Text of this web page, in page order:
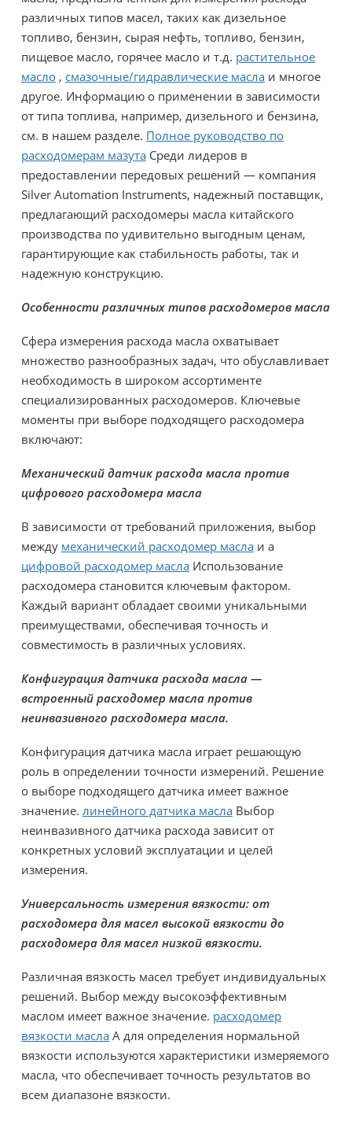
различных типов масел, таких как дизельное
топливо, бензин, сырая нефть, топливо, бензин,
пищевое масло, горячее масло и т.д. растительное
масло , смазочные/гидравлические масла и многое
другое. Информацию о применении в зависимости
от типа топлива, например, дизельного и бензина,
см. в нашем разделе. Полное руководство по
расходомерам мазута Среди лидеров в
предоставлении передовых решений — компания
Silver Automation Instruments, надежный поставщик,
предлагающий расходомеры масла китайского
производства по удивительно выгодным ценам,
гарантирующие как стабильность работы, так и
надежную конструкцию.
Особенности различных типов расходомеров масла
Сфера измерения расхода масла охватывает
множество разнообразных задач, что обуславливает
необходимость в широком ассортименте
специализированных расходомеров. Ключевые
моменты при выборе подходящего расходомера
включают:
Механический датчик расхода масла против
цифрового расходомера масла
В зависимости от требований приложения, выбор
между механический расходомер масла и а
цифровой расходомер масла Использование
расходомера становится ключевым фактором.
Каждый вариант обладает своими уникальными
преимуществами, обеспечивая точность и
совместимость в различных условиях.
Конфигурация датчика расхода масла —
встроенный расходомер масла против
неинвазивного расходомера масла.
Конфигурация датчика масла играет решающую
роль в определении точности измерений. Решение
о выборе подходящего датчика имеет важное
значение. линейного датчика масла Выбор
неинвазивного датчика расхода зависит от
конкретных условий эксплуатации и целей
измерения.
Универсальность измерения вязкости: от
расходомера для масел высокой вязкости до
расходомера для масел низкой вязкости.
Различная вязкость масел требует индивидуальных
решений. Выбор между высокоэффективным
маслом имеет важное значение. расходомер
вязкости масла А для определения нормальной
вязкости используются характеристики измеряемого
масла, что обеспечивает точность результатов во
всем диапазоне вязкости.